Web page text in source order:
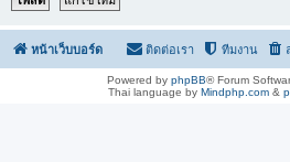
หน้าเว็บบอร์ด ทีมงาน
ติดต่อเรา
Powered by phpBB® Forum
Thai language by Mindphp.com&